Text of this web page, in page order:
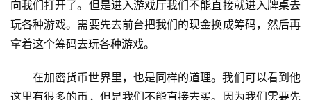
析
币
见
向我们打开了。但是进入游戏厅我们不能直接就进入牌桌去
玩各种游戏。需要先去前台把我们的现金换成筹码，然后再
拿着这个筹码去玩各种游戏。
在加密货币世界里，也是同样的道理。我们可以看到他
这里有很多的币，但是我们不能直接去买。因为我们需要先